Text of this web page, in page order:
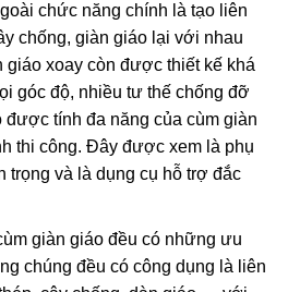
chức năng chính là tạo liên
chống, giàn giáo lại với nhau
giáo xoay còn được thiết kế khá
góc độ, nhiều tư thế chống đỡ
được tính đa năng của cùm giàn
thi công. Đây được xem là phụ
trọng và là dụng cụ hỗ trợ đắc
giàn giáo đều có những ưu
chúng đều có công dụng là liên